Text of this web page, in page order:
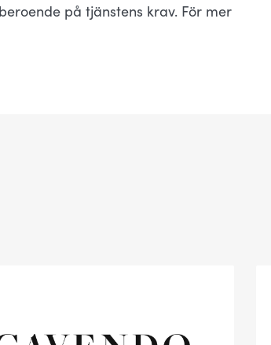
på tjänstens krav. För mer